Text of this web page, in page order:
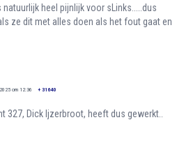
heel pijnlijk voor sLinks.....dus
ze dit met alles doen als het fout gaat en
om 12:36 + 31640
327, Dick Ijzerbroot, heeft dus gewerkt..